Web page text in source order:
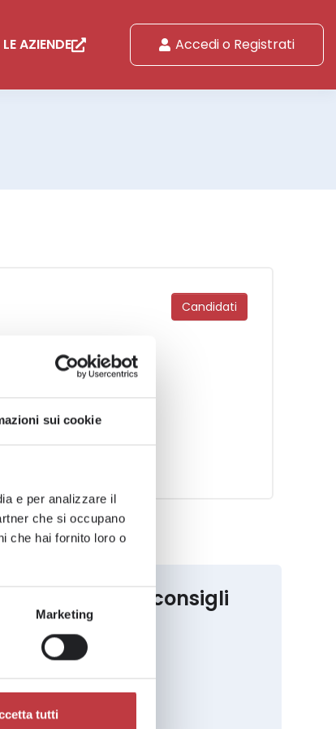
sui cookie
e per analizzare il
che si occupano
che hai fornito loro o
Marketing
tutti
LE AZIENDE Accedi o Registrati
Candidati
con tanti consigli